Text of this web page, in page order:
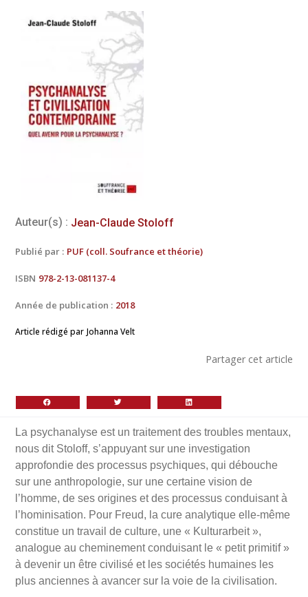
Auteur(s) : Jean-Claude Stoloff
Publié par : PUF (coll. Soufrance et théorie)
ISBN 978-2-13-081137-4
Année de publication : 2018
Article rédigé par Johanna Velt
Partager cet article
La psychanalyse est un traitement des troubles mentaux,
nous dit Stoloff, s’appuyant sur une investigation
approfondie des processus psychiques, qui débouche
sur une anthropologie, sur une certaine vision de
’homme, de ses origines et des processus conduisant à
l’hominisation. Pour Freud, la cure analytique elle-même
constitue un travail de culture, une « Kulturarbeit»,
analogue au cheminement conduisant le « petit primitif »
à devenir un être civilisé et les sociétés humaines les
plus anciennes à avancer sur la voie de la civilisation.